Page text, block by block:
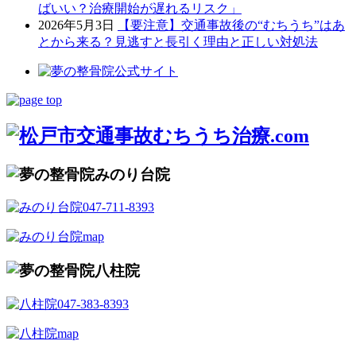
ばいい？治療開始が遅れるリスク」
2026年5月3日
【要注意】交通事故後の“むちうち”はあ
とから来る？見逃すと長引く理由と正しい対処法